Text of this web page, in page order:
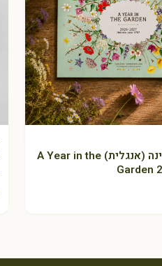
+ הוספה לסל
מאג: פרידה קאלו
לוח שנה בגינה (אנגלית) A Year in the
Garden